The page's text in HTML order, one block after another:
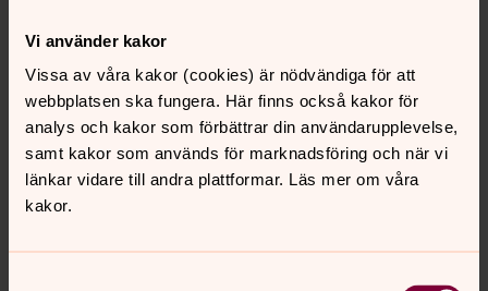
Vi använder kakor
Vissa av våra kakor (cookies) är nödvändiga för att
webbplatsen ska fungera. Här finns också kakor för
analys och kakor som förbättrar din användarupplevelse,
samt kakor som används för marknadsföring och när vi
länkar vidare till andra plattformar. Läs mer om våra
kakor.
Inte ensam i sorgen
Att få dela sina tankar och upplevelser med andra i en
liknande situation är ett värdefullt sätt att bearbeta
sorgen. Det menar Eva, Gull-Marie och Anders som leder
samtalsgrupper om sorg.
"Det finns en plats där alla är